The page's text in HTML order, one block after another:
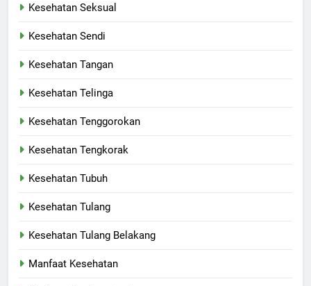
Kesehatan Seksual
Kesehatan Sendi
Kesehatan Tangan
Kesehatan Telinga
Kesehatan Tenggorokan
Kesehatan Tengkorak
Kesehatan Tubuh
Kesehatan Tulang
Kesehatan Tulang Belakang
Manfaat Kesehatan